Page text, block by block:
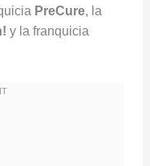
PreCure, la
y la franquicia